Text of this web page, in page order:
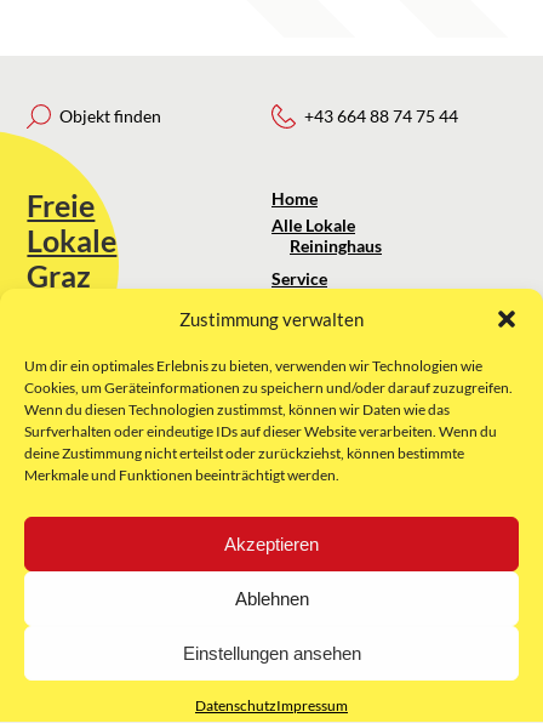
Zustimmung verwalten
Um dir ein optimales Erlebnis zu bieten, verwenden wir Technologien wie
Cookies, um Geräteinformationen zu speichern und/oder darauf zuzugreifen.
Wenn du diesen Technologien zustimmst, können wir Daten wie das
Surfverhalten oder eindeutige IDs auf dieser Website verarbeiten. Wenn du
deine Zustimmung nicht erteilst oder zurückziehst, können bestimmte
Merkmale und Funktionen beeinträchtigt werden.
Akzeptieren
Ablehnen
Einstellungen ansehen
DatenschutzImpressum
Objekt finden
Freie
Lokale
Graz
Sie erreichen uns unter:
kontakt@freielokale-graz.at
Website by Rubikon Werbeagentur
GmbH
+43 664 88 74 75 44
Home
Alle Lokale
Reininghaus
Service
Über uns
Impressum
AGB
Datenschutz
E-Mail